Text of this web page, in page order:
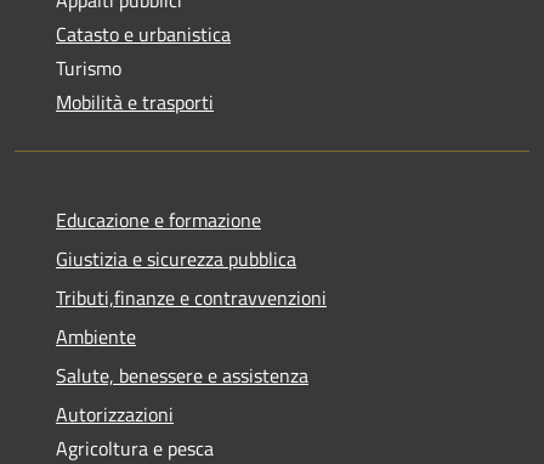
Catasto e urbanistica
Turismo
Mobilità e trasporti
Educazione e formazione
Giustizia e sicurezza pubblica
Tributi,finanze e contravvenzioni
Ambiente
Salute, benessere e assistenza
Autorizzazioni
Agricoltura e pesca